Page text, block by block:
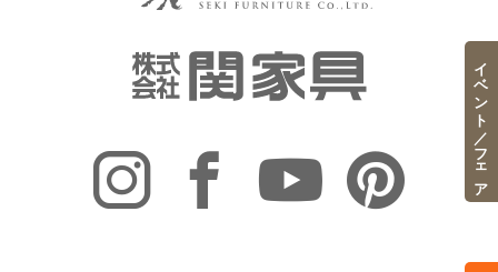
イベント／フェア